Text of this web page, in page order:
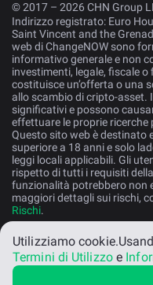
© 2017 – 2026 CHN Group
Indirizzo registrato: Euro
Saint Vincent and the
web di ChangeNOW sono
informativo generale e non
investimenti, legale, fiscale
costituisce un’offerta o una
allo scambio di cripto-
significativi e possono
effettuare le proprie ricerche
Questo sito web è destinato
superiore a 18 anni e solo
leggi locali applicabili. Gli
rispetto di tutti i requisiti
funzionalità potrebbero non
maggiori dettagli sui rischi,
Rischi.
Italiano
Utilizziamo cookie.
Termini di Utilizzoe